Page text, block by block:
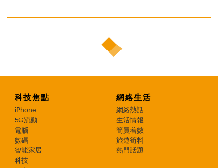
科技焦點
iPhone
5G流動
電腦
數碼
智能家居
科技
網絡生活
網絡熱話
生活情報
筍買着數
旅遊筍料
熱門話題